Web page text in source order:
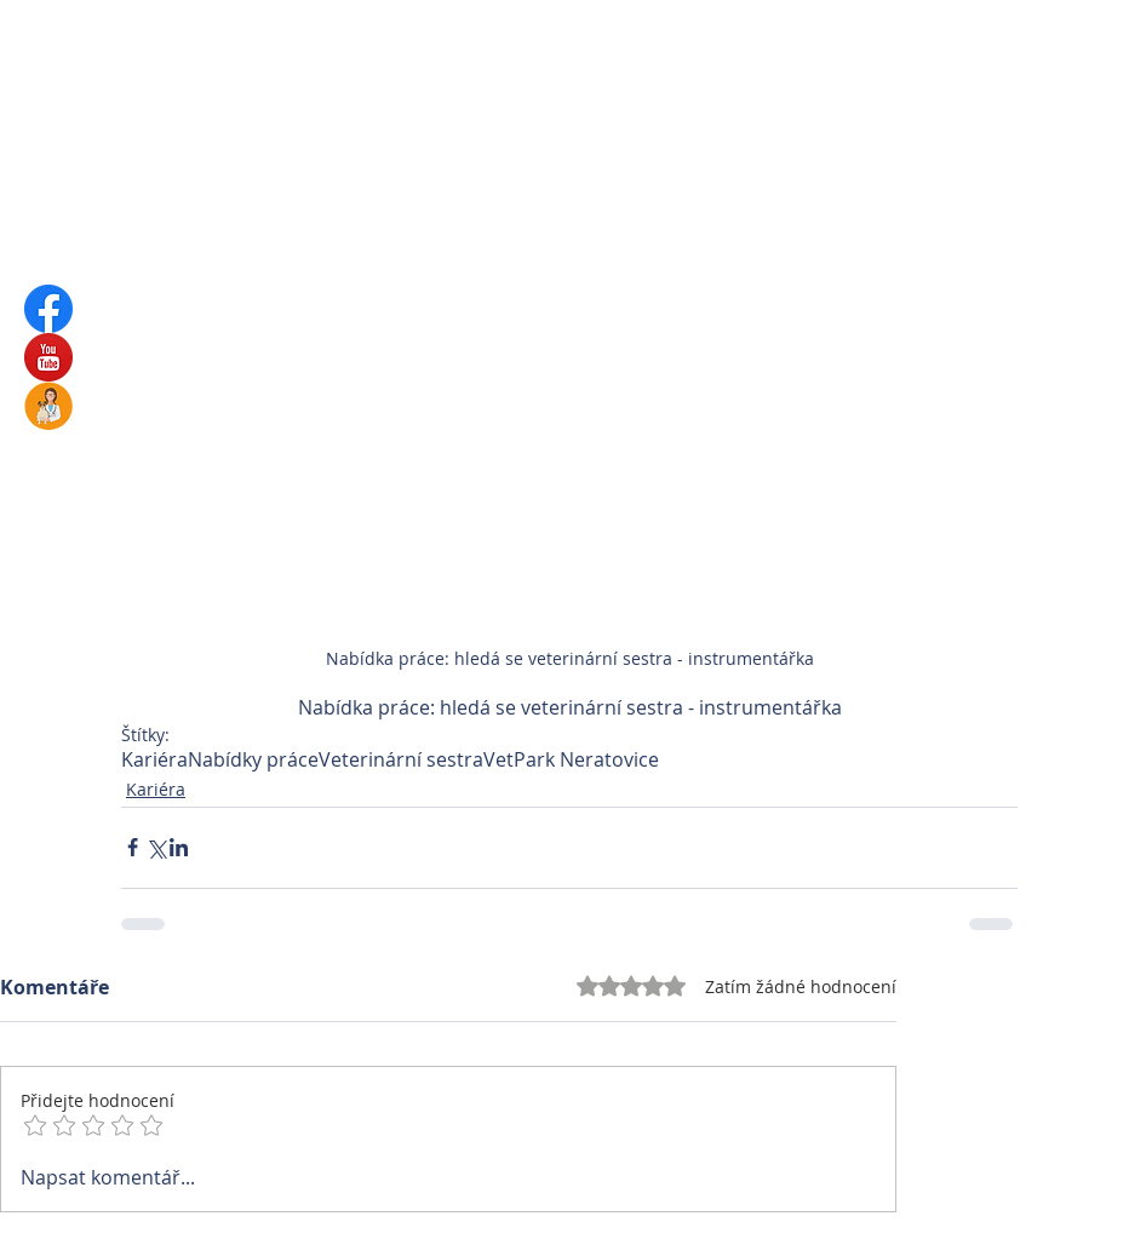
Nabídka práce: hledá se veterinární sestra - instrumentářka
Nabídka práce: hledá se veterinární sestra - instrumentářka
Štítky:
KariéraNabídky práceVeterinární sestraVetPark Neratovice
Kariéra
Komentáře Hodnoceno 0 z 5 hvězdiček.
Zatím žádné hodnocení
Přidejte hodnocení
Napsat komentář...